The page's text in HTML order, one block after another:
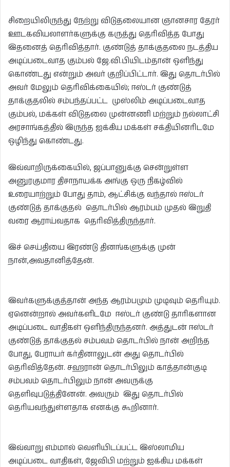
சிறையிலிருந்து நேற்று விடுதலையான ஞானசார தேரர்
ஊடகவியலாளர்களுக்கு கருத்து தெரிவித்த போது
இதனைத் தெரிவித்தார். குண்டுத் தாக்குதலை நடத்திய
அடிப்படைவாத கும்பல் ஜே.வி.பியிடம்தான் ஒளிந்து
கொண்டது என்றும் அவர் குறிப்பிட்டார். இது தொடர்பில்
அவர் மேலும் தெரிவிக்கையில்; ஈஸ்டர் குண்டுத்
தாக்குதலில் சம்பந்தப்பட்ட முஸ்லிம் அடிப்படைவாத
கும்பல், மக்கள் விடுதலை முன்னணி மற்றும் நல்லாட்சி
அரசாங்கத்தில் இருந்த ஐக்கிய மக்கள் சக்தியினரிடமே
ஒழிந்து கொண்டது.
இவ்வாறிருக்கையில், ஜப்பானுக்கு சென்றுள்ள
அனுரகுமார திசாநாயக்க அங்கு ஒரு நிகழ்வில்
உரையாற்றும் போது தாம், ஆட்சிக்கு வந்தால் ஈஸ்டர்
குண்டுத் தாக்குதல் தொடர்பில் ஆரம்பம் முதல் இறுதி
வரை ஆராய்வதாக தெரிவித்திருந்தார்.
இச் செய்தியை இரண்டு தினங்களுக்கு முன்
நான்,அவதானித்தேன்.
இவர்களுக்குத்தான் அந்த ஆரம்பமும் முடிவும் தெரியும்.
ஏனென்றால் அவர்களிடமே ஈஸ்டர் குண்டு தாரிகளான
அடிப்படை வாதிகள் ஒளிந்திருந்தனர். அத்துடன் ஈஸ்டர்
குண்டுத் தாக்குதல் சம்பவம் தொடர்பில் நான் அறிந்த
போது, பேராயர் கர்தினாலுடன் அது தொடர்பில்
தெரிவித்தேன். சஹரான் தொடர்பிலும் காத்தான்குடி
சம்பவம் தொடர்பிலும் நான் அவருக்கு
தெளிவுபடுத்தினேன். அவரும் இது தொடர்பில்
தெரியவந்துள்ளதாக எனக்கு கூறினார்.
இவ்வாறு எம்மால் வெளியிடப்பட்ட இஸ்லாமிய
அடிப்படை வாதிகள், ஜேவிபி மற்றும் ஐக்கிய மக்கள்